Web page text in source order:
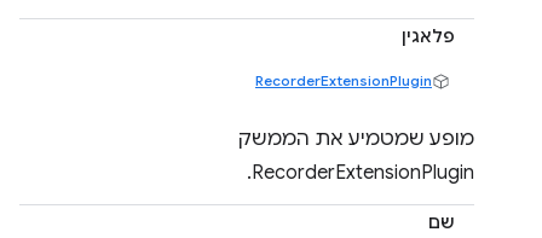
פלאגין
RecorderExtensionPlugin
מופע שמטמיע את הממשק
RecorderExtensionPlugin.
שם